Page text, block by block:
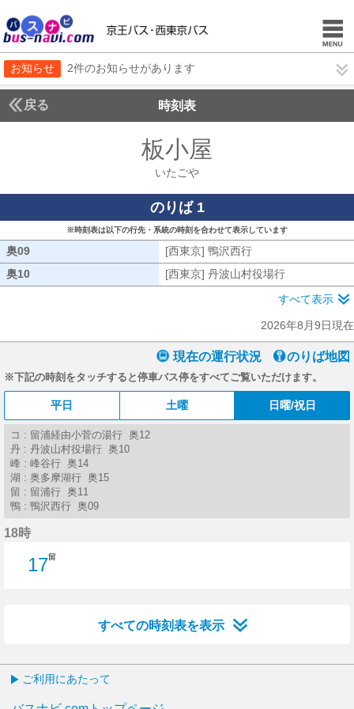
お知らせ 2件のお知らせがあります
戻る 時刻表
板小屋
いたごや
のりば 1
※時刻表は以下の行先・系統の時刻を合わせて表示しています
奥09 [西東京] 鴨沢西行
奥10
[西東京] 丹波山村役場行
すべて表示
2026年8月9日現在
現在の運行状況 のりば地図
※下記の時刻をタッチすると停車バス停をすべてご覧いただけます。
平日 土曜 日曜/祝日
コ : 留浦経由小菅の湯行 奥12
丹 : 丹波山村役場行 奥10
峰 : 峰谷行 奥14
湖 : 奥多摩湖行 奥15
留 : 留浦行 奥11
鴨 : 鴨沢西行 奥09
18時
17留
すべての時刻表を表示
ご利用にあたって